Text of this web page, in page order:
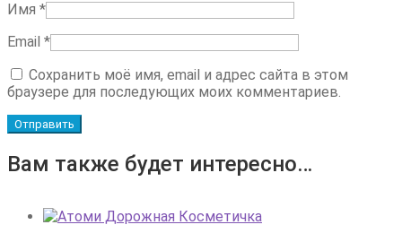
Имя *
Email *
Сохранить моё имя, email и адрес сайта в этом
браузере для последующих моих комментариев.
Вам также будет интересно…